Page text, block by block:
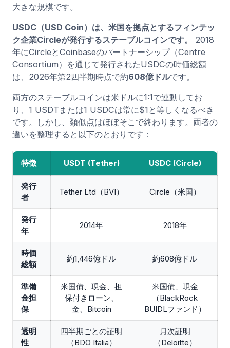
大きな規模です。
USDC（USD Coin）は、米国を拠点とするフィンテッ
ク企業Circleが発行するステーブルコインです。
2018
年にCircleとCoinbaseのパートナーシップ（Centre
Consortium）を通じて発行されたUSDCの時価総額
は、2026年第2四半期時点で約608億ドルです。
両方のステーブルコインは米ドルに1:1で連動してお
り、1 USDTまたは1 USDCは常に$1と等しくなるべき
です。しかし、類似点はほぼそこで終わります。両者の
違いを整理すると以下のとおりです：
特徴 USDT (Tether) USDC (Circle)
発行
者
Tether Ltd（BVI） Circle（米国）
発行
年
2014年 2018年
時価
総額
約1,446億ドル 約608億ドル
準備
金担
保
米国債、現金、担
保付きローン、
金、Bitcoin
米国債、現金
（BlackRock
BUIDLファンド）
透明
性
四半期ごとの証明
（BDO Italia）
月次証明
（Deloitte）